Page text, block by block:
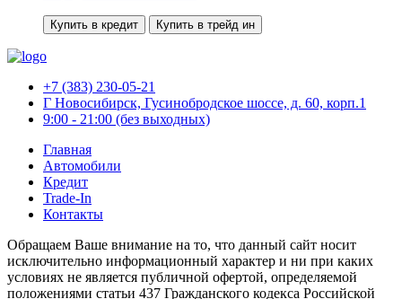
Купить в кредит Купить в трейд ин
+7 (383) 230-05-21
Г Новосибирск, Гусинобродское шоссе, д. 60, корп.1
9:00 - 21:00 (без выходных)
Главная
Автомобили
Кредит
Trade-In
Контакты
Обращаем Ваше внимание на то, что данный сайт носит
исключительно информационный характер и ни при каких
условиях не является публичной офертой, определяемой
положениями статьи 437 Гражданского кодекса Российской